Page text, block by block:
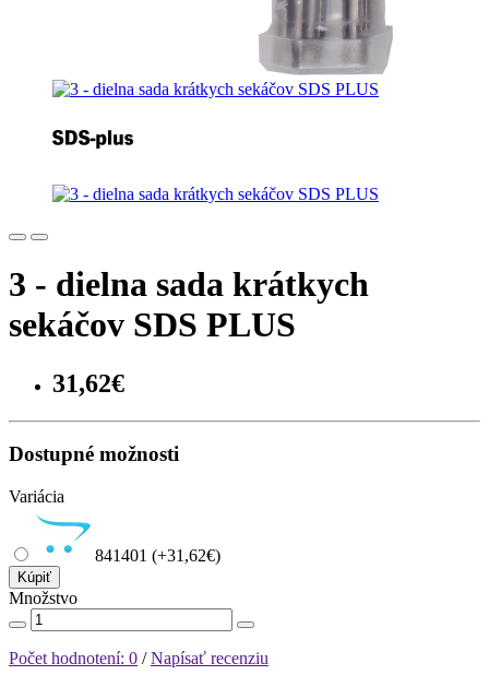
3 - dielna sada krátkych
sekáčov SDS PLUS
31,62€
Dostupné možnosti
Variácia
841401 (+31,62€)
Kúpiť
Množstvo
Počet hodnotení: 0 /Napísať recenziu